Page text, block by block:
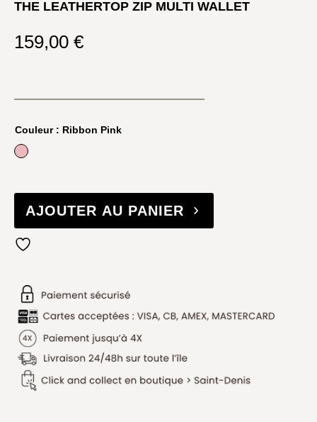
THE LEATHERTOP ZIP MULTI WALLET
159,00 €
Couleur: Ribbon Pink
Ribbon Pink
AJOUTER AU PANIER